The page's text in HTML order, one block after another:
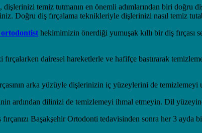
dişlerinizi temiz tutmanın en önemli adımlarından biri
Doğru diş fırçalama teknikleriyle dişlerinizi nasıl temiz
hekimimizin önerdiği yumuşak kıllı bir diş
fırçalarken dairesel hareketlerle ve hafifçe bastırarak
arka yüzüyle dişlerinizin iç yüzeylerini de
ardından dilinizi de temizlemeyi ihmal etmeyin. Dil
fırçanızı Başakşehir Ortodonti tedavisinden sonra her 3 ayda